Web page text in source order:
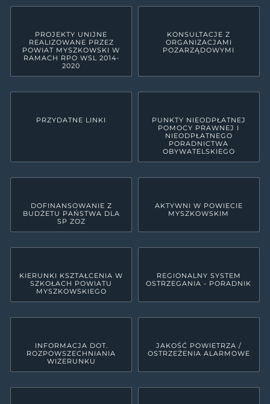
PROJEKTY UNIJNE
REALIZOWANE PRZEZ
POWIAT MYSZKOWSKI W
RAMACH RPO WSL 2014-
2020
KONSULTACJE Z
ORGANIZACJAMI
POZARZĄDOWYMI
PRZYDATNE LINKI
PUNKTY NIEODPŁATNEJ
POMOCY PRAWNEJ I
NIEODPŁATNEGO
PORADNICTWA
OBYWATELSKIEGO
DOFINANSOWANIE Z
BUDŻETU PAŃSTWA DLA
SP ZOZ
AKTYWNI W POWIECIE
MYSZKOWSKIM
KIERUNKI KSZTAŁCENIA W
SZKOŁACH POWIATU
MYSZKOWSKIEGO
REGIONALNY SYSTEM
OSTRZEGANIA - PORADNIK
INFORMACJA DOT.
ROZPOWSZECHNIANIA
WIZERUNKU
JAKOŚĆ POWIETRZA /
OSTRZEŻENIA ALARMOWE